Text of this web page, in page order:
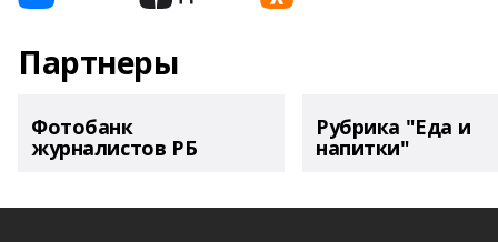
Партнеры
Фотобанк
журналистов РБ
Рубрика "Еда и
напитки"